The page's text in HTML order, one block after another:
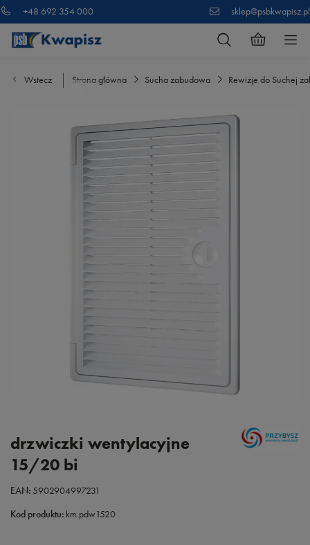
+48 692 354 000 sklep@psbkwapisz.pl
Wstecz Strona główna Sucha zabudowa Rewizje do Suchej
drzwiczki wentylacyjne
15/20 bi
EAN:5902904997231
Kod produktu: km.pdw1520